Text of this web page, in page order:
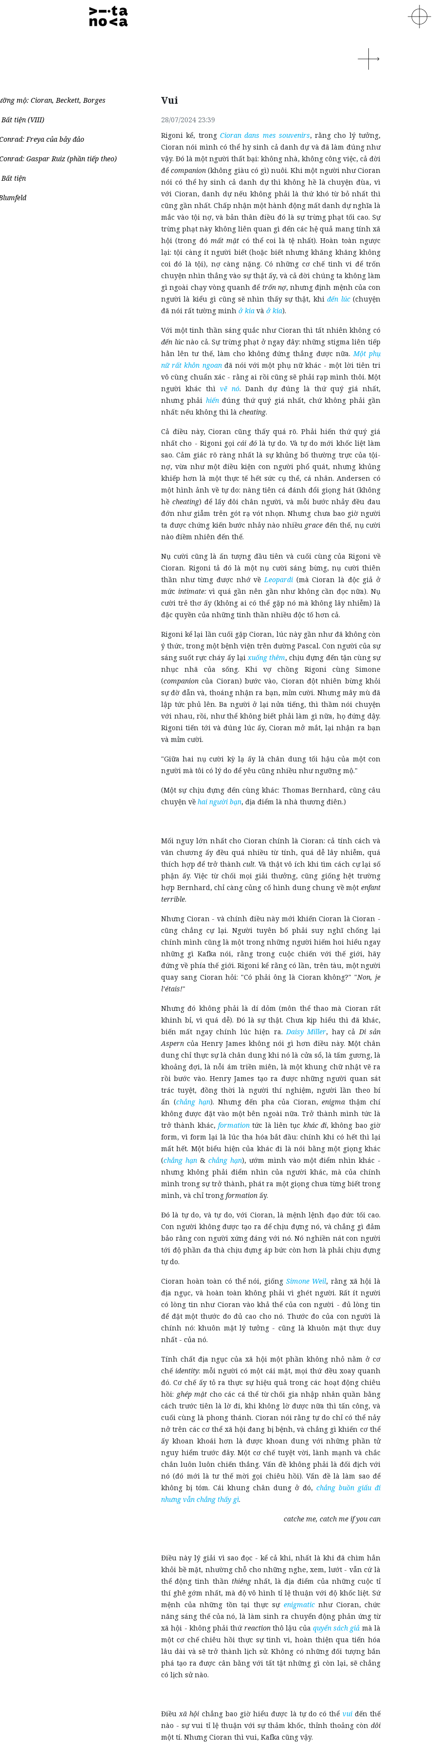
mộ: Cioran, Beckett, Borges
tiện (VIII)
Freya của bảy đảo
Gaspar Ruiz (phần tiếp theo)
tiện
Vui
28/07/2024 23:39
Rigoni kể, trong Cioran dans mes souvenirs, rằng cho lý tưởng,
Cioran nói mình có thể hy sinh cả danh dự và đã làm đúng như
vậy. Đó là một người thất bại: không nhà, không công việc, cả đời
đểcompanion (không giàu có gì) nuôi. Khi một người như Cioran
nói có thể hy sinh cả danh dự thì không hề là chuyện đùa, vì
với Cioran, danh dự nếu không phải là thứ khó từ bỏ nhất thì
cũng gần nhất. Chấp nhận một hành động mất danh dự nghĩa là
mắc vào tội nợ, và bản thân điều đó là sự trừng phạt tối cao. Sự
trừng phạt này không liên quan gì đến các hệ quả mang tính xã
hội (trong đó mất mặt có thể coi là tệ nhất). Hoàn toàn ngược
lại: tội càng ít người biết (hoặc biết nhưng khăng khăng không
coi đó là tội), nợ càng nặng. Có những cơ chế tinh vi để trốn
chuyện nhìn thẳng vào sự thật ấy, và cả đời chúng ta không làm
gì ngoài chạy vòng quanh để trốn nợ, nhưng định mệnh của con
người là kiểu gì cũng sẽ nhìn thấy sự thật, khiđến lúc(chuyện
đã nói rất tường minh ở kia và ở kia).
Với một tinh thần sáng quắc như Cioran thì tất nhiên không có
đến lúcnào cả. Sự trừng phạt ở ngay đây: những stigma liên tiếp
hằn lên tư thế, làm cho không đứng thẳng được nữa.Một phụ
nữ rất khôn ngoanđã nói với một phụ nữ khác - một lời tiên tri
vô cùng chuẩn xác - rằng ai rồi cũng sẽ phải rạp mình thôi. Một
người khác thì vẽ nó. Danh dự đúng là thứ quý giá nhất,
nhưng phải hiếnđúng thứ quý giá nhất, chứ không phải gần
nhất: nếu không thì là cheating.
Cả điều này, Cioran cũng thấy quá rõ. Phải hiến thứ quý giá
nhất cho - Rigoni gọicái đólà tự do. Và tự do mới khốc liệt làm
sao. Cảm giác rõ ràng nhất là sự khủng bố thường trực của tội-
nợ, vừa như một điều kiện con người phổ quát, nhưng khủng
khiếp hơn là một thực tế hết sức cụ thể, cá nhân. Andersen có
một hình ảnh về tự do: nàng tiên cá đánh đổi giọng hát (không
hề cheating) để lấy đôi chân người, và mỗi bước nhảy đều đau
đớn như giẫm trên gót rạ vót nhọn. Nhưng chưa bao giờ người
ta được chứng kiến bước nhảy nào nhiều grace đến thế, nụ cười
nào điềm nhiên đến thế.
Nụ cười cũng là ấn tượng đầu tiên và cuối cùng của Rigoni về
Cioran. Rigoni tả đó là một nụ cười sáng bừng, nụ cười thiên
thần như từng được nhớ vềLeopardi (mà Cioran là độc giả ở
mức intimate:vì quá gần nên gần như không cần đọc nữa). Nụ
cười trẻ thơ ấy (không ai có thể gặp nó mà không lây nhiễm) là
đặc quyền của những tinh thần nhiều độc tố hơn cả.
Rigoni kể lại lần cuối gặp Cioran, lúc này gần như đã không còn
ý thức, trong một bệnh viện trên đường Pascal. Con người của sự
sáng suốt rực cháy ấy lạixuống thêm, chịu đựng đến tận cùng sự
nhục nhã của sống. Khi vợ chồng Rigoni cùng Simone
(companion của Cioran) bước vào, Cioran đột nhiên bừng khỏi
sự đờ đẫn và, thoáng nhận ra bạn, mỉm cười. Nhưng mây mù đã
lập tức phủ lên. Ba người ở lại nửa tiếng, thì thầm nói chuyện
với nhau, rồi, như thể không biết phải làm gì nữa, họ đứng dậy.
Rigoni tiến tới và đúng lúc ấy, Cioran mở mắt, lại nhận ra bạn
và mỉm cười.
"Giữa hai nụ cười kỳ lạ ấy là chân dung tối hậu của một con
người mà tôi có lý do để yêu cũng nhiều như ngưỡng mộ."
(Một sự chịu đựng đến cùng khác: Thomas Bernhard, cũng câu
chuyện về hai người bạn, địa điểm là nhà thương điên.)
Mối nguy lớn nhất cho Cioran chính là Cioran: cả tính cách và
văn chương ấy đều quá nhiều từ tính, quá dễ lây nhiễm, quá
thích hợp để trở thànhcult. Và thật vô ích khi tìm cách cự lại số
phận ấy. Việc từ chối mọi giải thưởng, cũng giống hệt trường
hợp Bernhard, chỉ càng củng cố hình dung chung về một enfant
terrible.
Nhưng Cioran - và chính điều này mới khiến Cioran là Cioran -
cũng chẳng cự lại. Người tuyên bố phải suy nghĩ chống lại
chính mình cũng là một trong những người hiếm hoi hiểu ngay
những gì Kafka nói, rằng trong cuộc chiến với thế giới, hãy
đứng về phía thế giới. Rigoni kể rằng có lần, trên tàu, một người
quay sang Cioran hỏi: "Có phải ông là Cioran không?" "Non, je
l’étais!"
Nhưng đó không phải là dí dỏm (môn thể thao mà Cioran rất
khinh bỉ, vì quá dễ). Đó là sự thật. Chưa kịp hiểu thì đã khác,
biến mất ngay chính lúc hiện ra.Daisy Miller, hay cảDi sản
Aspern của Henry James không nói gì hơn điều này. Một chân
dung chỉ thực sự là chân dung khi nó là cửa sổ, là tấm gương, là
khoảng đợi, là nỗi ám triền miên, là một khung chữ nhật vẽ ra
rồi bước vào. Henry James tạo ra được những người quan sát
trác tuyệt, đồng thời là người thí nghiệm, người lần theo bí
ẩn (chẳng hạn). Nhưng đến pha của Cioran, enigma thậm chí
không được đặt vào một bên ngoài nữa. Trở thành mình tức là
trở thành khác, formation tức là liên tục khác đi, không bao giờ
form, vì form lại là lúc tha hóa bắt đầu: chính khi có hết thì lại
mất hết. Một biểu hiện của khác đi là nói bằng một giọng khác
(chẳng hạn &chẳng hạn), ướm mình vào một điểm nhìn khác -
nhưng không phải điểm nhìn của người khác, mà của chính
mình trong sự trở thành, phát ra một giọng chưa từng biết trong
mình, và chỉ trong formation ấy.
Đó là tự do, và tự do, với Cioran, là mệnh lệnh đạo đức tối cao.
Con người không được tạo ra để chịu đựng nó, và chẳng gì đảm
bảo rằng con người xứng đáng với nó. Nó nghiền nát con người
tới độ phần đa thà chịu đựng áp bức còn hơn là phải chịu đựng
tự do.
Cioran hoàn toàn có thể nói, giống Simone Weil, rằng xã hội là
địa ngục, và hoàn toàn không phải vì ghét người. Rất ít người
có lòng tin như Cioran vào khả thể của con người - đủ lòng tin
để đặt một thước đo đủ cao cho nó. Thước đo của con người là
chính nó: khuôn mặt lý tưởng - cũng là khuôn mặt thực duy
nhất - của nó.
Tính chất địa ngục của xã hội một phần không nhỏ nằm ở cơ
chế identity: mỗi người có một cái mặt, mọi thứ đều xoay quanh
đó. Cơ chế ấy tỏ ra thực sự hiệu quả trong các hoạt động chiêu
hồi: ghép mặt cho các cá thể từ chối gia nhập nhân quần bằng
cách trước tiên là lờ đi, khi không lờ được nữa thì tấn công, và
cuối cùng là phong thánh. Cioran nói rằng tự do chỉ có thể nảy
nở trên các cơ thể xã hội đang bị bệnh, và chẳng gì khiến cơ thể
ấy khoan khoái hơn là được khoan dung với những phần tử
nguy hiểm trước đây. Một cơ chế tuyệt vời, lành mạnh và chắc
chắn luôn luôn chiến thắng. Vấn đề không phải là đối địch với
nó (đó mới là tư thế mời gọi chiêu hồi). Vấn đề là làm sao để
không bị tóm. Cái khung chân dung ở đó, chẳng buồn giấu đi
nhưng vẫn chẳng thấy gì.
catche me, catch me if you can
Điều này lý giải vì sao đọc - kể cả khi, nhất là khi đã chìm hẳn
khỏi bề mặt, nhường chỗ cho những nghe, xem, lướt - vẫn cứ là
thể động tinh thần thiêngnhất, là địa điểm của những cuộc tỉ
thí ghê gớm nhất, mà độ vô hình tỉ lệ thuận với độ khốc liệt. Sứ
mệnh của những tồn tại thực sự enigmaticnhư Cioran, chức
năng sáng thế của nó, là làm sinh ra chuyển động phản ứng từ
xã hội - không phải thứ reactionthô lậu của quyển sách giả mà là
một cơ chế chiêu hồi thực sự tinh vi, hoàn thiện qua tiến hóa
lâu dài và sẽ trở thành lịch sử. Không có những đối tượng bắn
phá tạo ra được cân bằng với tất tật những gì còn lại, sẽ chẳng
có lịch sử nào.
Điềuxã hội chẳng bao giờ hiểu được là tự do có thể vuiđến thế
nào - sự vui tỉ lệ thuận với sự thảm khốc, thỉnh thoảng còn dôi
một tí. Nhưng Cioran thì vui, Kafka cũng vậy.